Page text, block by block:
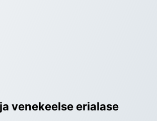
venekeelse erialase